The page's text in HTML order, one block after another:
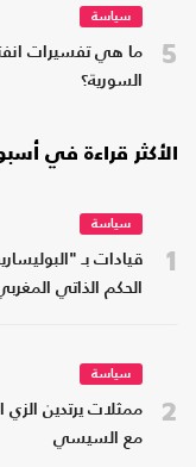
5
سياسة
ما هي تفسيرات
السورية؟
الأكثر قراءة في
1
سياسة
قيادات بـ
الحكم الذاتي
2
سياسة
ممثلات يرتدين
مع السيسي